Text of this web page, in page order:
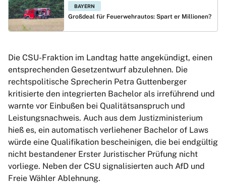
BAYERN
Großdeal für Feuerwehrautos: Spart er Millionen?
Die CSU-Fraktion im Landtag hatte angekündigt, einen
entsprechenden Gesetzentwurf abzulehnen. Die
rechtspolitische Sprecherin Petra Guttenberger
kritisierte den integrierten Bachelor als irreführend und
warnte vor Einbußen bei Qualitätsanspruch und
Leistungsnachweis. Auch aus dem Justizministerium
hieß es, ein automatisch verliehener Bachelor of Laws
würde eine Qualifikation bescheinigen, die bei endgültig
nicht bestandener Erster Juristischer Prüfung nicht
vorliege. Neben der CSU signalisierten auch AfD und
Freie Wähler Ablehnung.